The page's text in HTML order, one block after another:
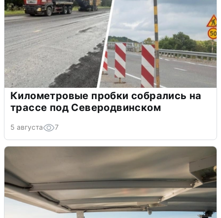
Километровые пробки собрались на
трассе под Северодвинском
5 августа 7